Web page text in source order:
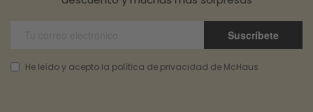
Suscríbete
He leído y acepto la política de privacidad de McHaus